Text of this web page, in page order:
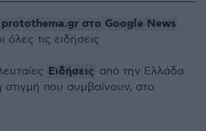
protothema.gr στο Google News
όλες τις ειδήσεις
Ειδήσεις από την Ελλάδα
στιγμή που συμβαίνουν, στο